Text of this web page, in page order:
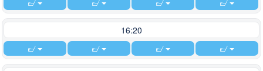
16:20